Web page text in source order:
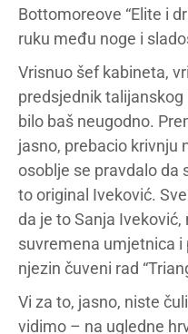
Bottomoreove “Elite i
ruku među noge i
Vrisnuo šef kabineta,
predsjednik
bilo baš neugodno.
jasno, prebacio krivnju
osoblje se pravdalo da
to original Iveković.
da je to Sanja
suvremena umjetnica
njezin čuveni rad
Vi za to, jasno, niste
vidimo – na ugledne